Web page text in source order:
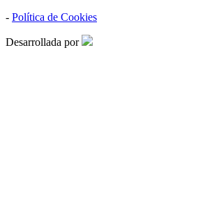
- Política de Cookies
Desarrollada por